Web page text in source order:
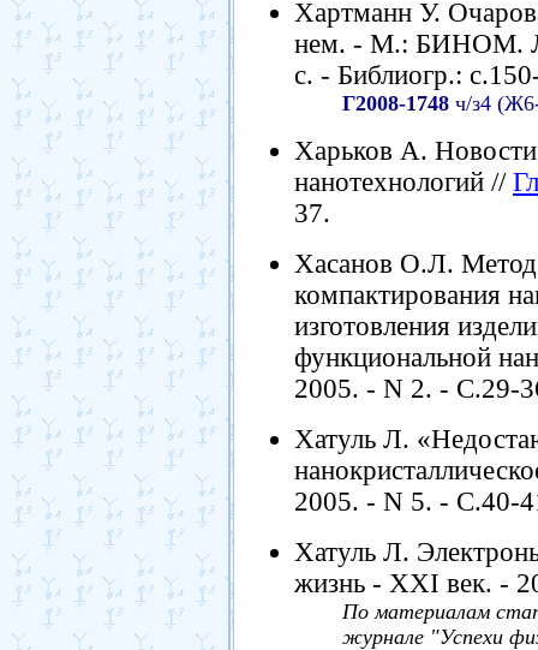
Хартманн У.
нем. - М.: БИНОМ.
с. - Библиогр.:
Г2008-1748 ч/з4
Харьков А.
нанотехнологий //
37.
Хасанов О.Л. Метод
компактирования
изготовления
функциональной
2005. - N 2. - С.29-
Хатуль Л.
2005. - N 5. - С.40-
Хатуль Л.
жизнь - XXI век. -
По материалам
журнале "Успехи